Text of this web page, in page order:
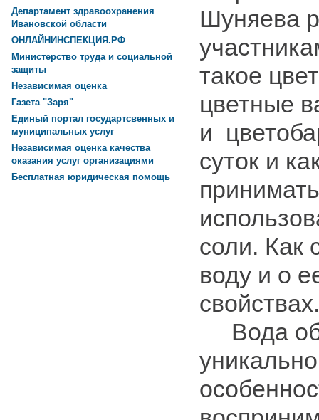
Шуняева
такое
цветные
и
суток и
соли. Как
воду и о
свойствах.
Вода
Департамент здравоохранения
Ивановской области
ОНЛАЙНИНСПЕКЦИЯ.РФ
Министерство труда и социальной
защиты
Независимая оценка
Газета "Заря"
Единый портал государтсвенных и
муниципальных услуг
Независимая оценка качества
оказания услуг организациями
Бесплатная юридическая помощь